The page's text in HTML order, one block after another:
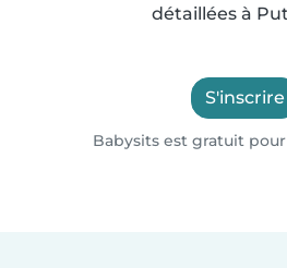
détaillées à
S'inscrire
Babysits est gratuit